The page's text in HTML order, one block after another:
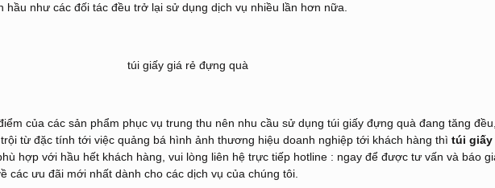
hầu như các đối tác đều trở lại sử dụng dịch vụ nhiều lần hơn nữa.
của các sản phẩm phục vụ trung thu nên nhu cầu sử dụng túi giấy đựng quà đang tăng
từ đặc tính tới việc quảng bá hình ảnh thương hiệu doanh nghiệp tới khách hàng thì túi giấy
hợp với hầu hết khách hàng, vui lòng liên hệ trực tiếp hotline : ngay để được tư vấn và báo
các ưu đãi mới nhất dành cho các dịch vụ của chúng tôi.